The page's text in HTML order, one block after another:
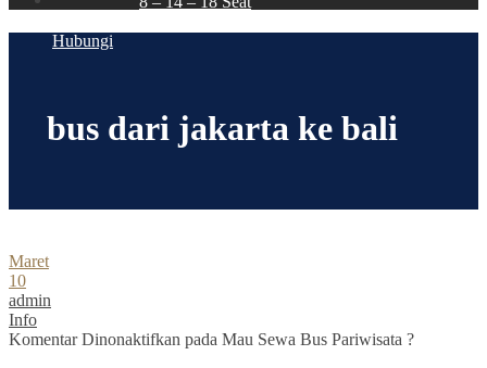
Hubungi
bus dari jakarta ke bali
Maret
10
admin
Info
Komentar Dinonaktifkan pada Mau Sewa Bus Pariwisata ?